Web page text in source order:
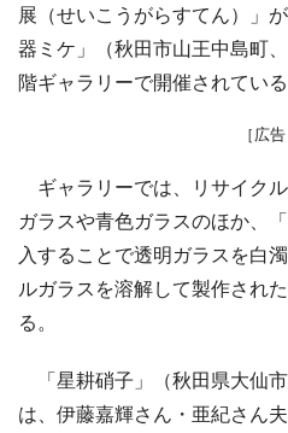
展（せいこうがらすてん）」
器ミケ」（秋田市山王中島町
階ギャラリーで開催されている
［広告
ギャラリーでは、リサイク
ガラスや青色ガラスのほか、
入することで透明ガラスを白
ルガラスを溶解して製作され
る。
「星耕硝子」（秋田県大仙
は、伊藤嘉輝さん・亜紀さん